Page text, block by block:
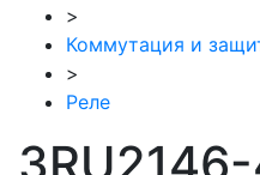
>
Коммутация и
>
Реле